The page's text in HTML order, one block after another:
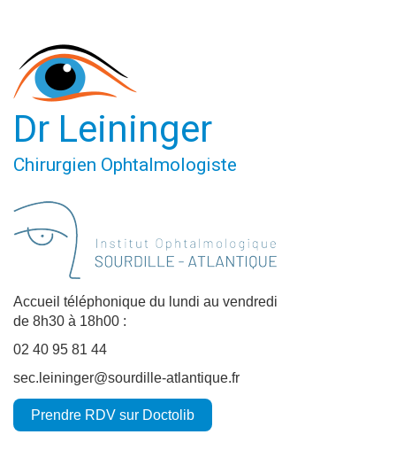
Dr Leininger
Chirurgien Ophtalmologiste
Accueil téléphonique du lundi au vendredi
de 8h30 à 18h00 :
02 40 95 81 44
sec.leininger@sourdille-atlantique.fr
Prendre RDV sur Doctolib